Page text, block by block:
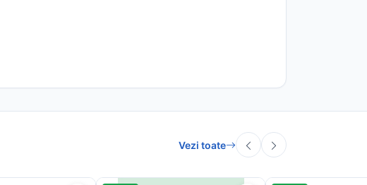
Vezi toate